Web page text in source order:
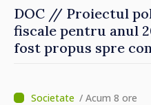
DOC // Proiectul
fiscale pentru anul
fost propus spre
/ Acum 8 ore